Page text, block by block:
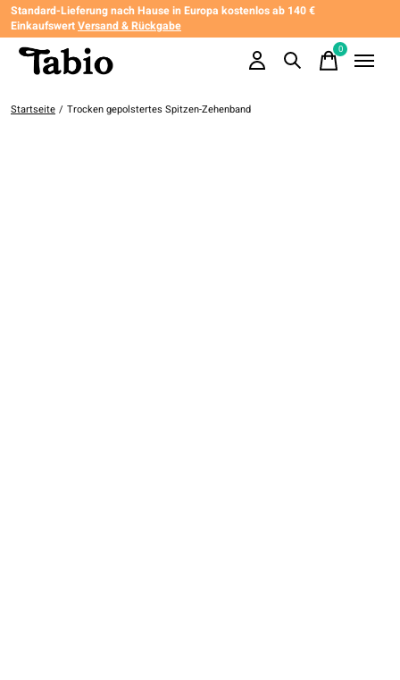
Standard-Lieferung nach Hause in Europa kostenlos ab 140 €
EinkaufswertVersand & Rückgabe
0items
Startseite / Trocken gepolstertes Spitzen-Zehenband